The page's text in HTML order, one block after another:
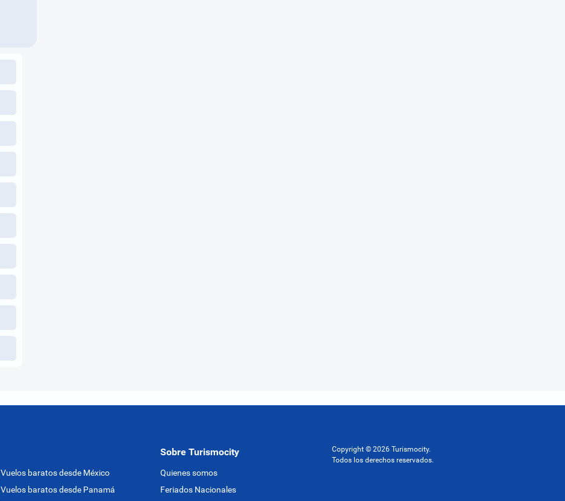
Vuelos baratos desde México
Vuelos baratos desde Panamá
Sobre Turismocity
Quienes somos
Feriados Nacionales
Copyright © 2026 Turismocity.
Todos los derechos reservados.